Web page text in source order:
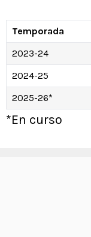
Temporada
2023-24
2024-25
2025-26*
*En curso